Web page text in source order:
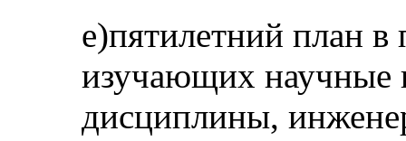
e)пятилетний план
изучающих научные
дисциплины,